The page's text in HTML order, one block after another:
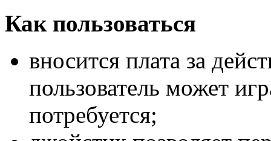
Как пользоваться
вносится плата за
пользователь может
потребуется;